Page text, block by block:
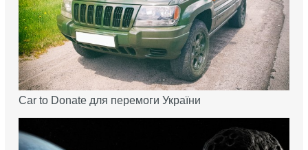
Car to Donate для перемоги України